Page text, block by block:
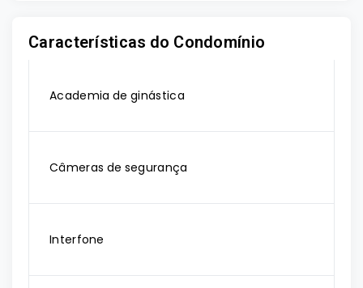
Características do Condomínio
Academia de ginástica
Câmeras de segurança
Interfone